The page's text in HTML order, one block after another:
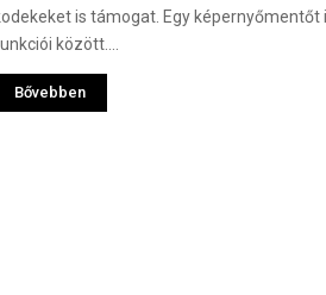
is támogat. Egy
között....
Bővebben